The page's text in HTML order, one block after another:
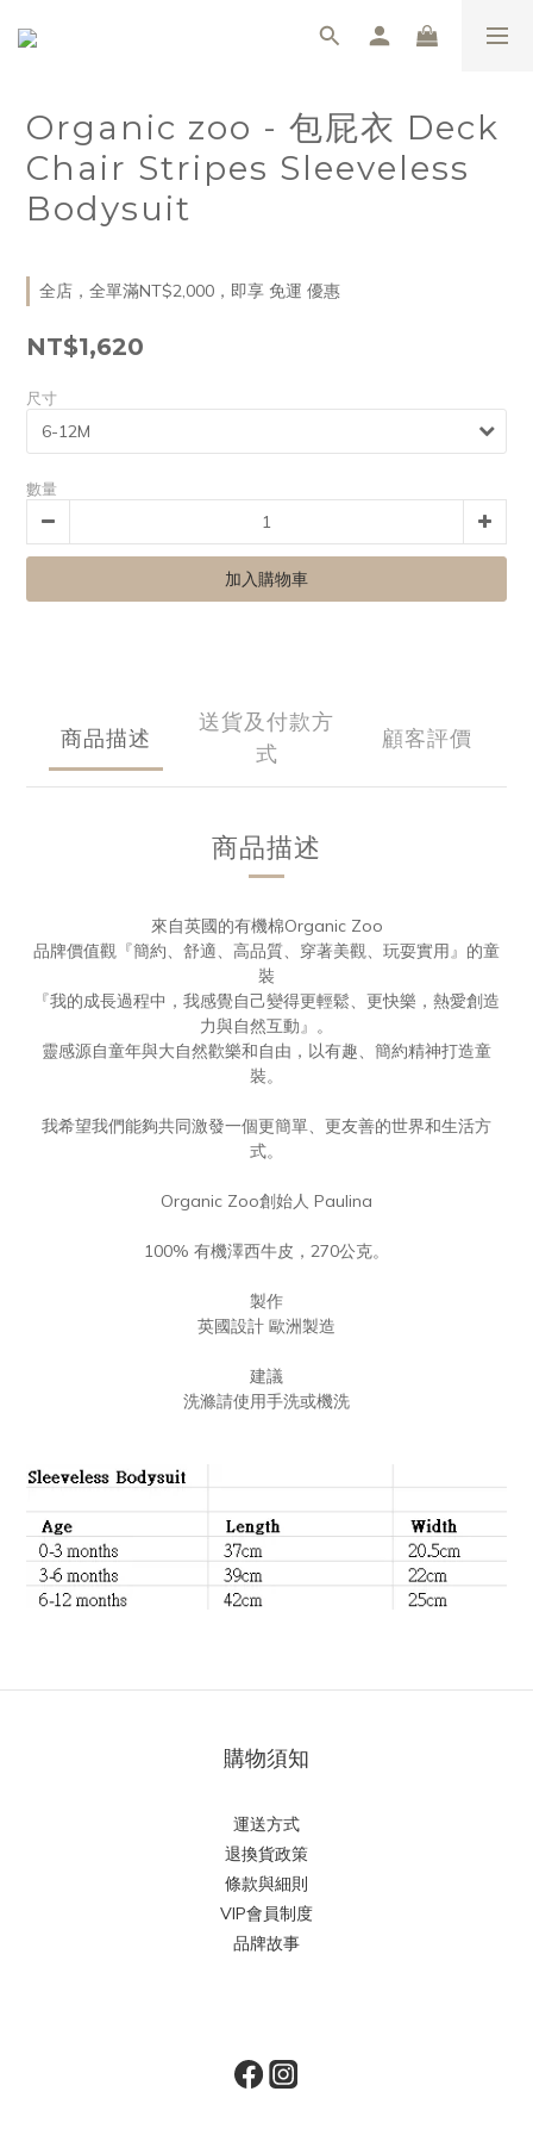
Organic zoo - 包屁衣 Deck
Chair Stripes Sleeveless
Bodysuit
全店，全單滿NT$2,000，即享 免運 優惠
NT$1,620
尺寸
數量
加入購物車
商品描述
送貨及付款方
式
顧客評價
商品描述
來自英國的有機棉Organic Zoo
品牌價值觀『簡約、舒適、高品質、穿著美觀、玩耍實用』的童
裝
『我的成長過程中，我感覺自己變得更輕鬆、更快樂，熱愛創造
力與自然互動』。
靈感源自童年與大自然歡樂和自由，以有趣、簡約精神打造童
裝。
我希望我們能夠共同激發一個更簡單、更友善的世界和生活方
式。
Organic Zoo創始人 Paulina
100% 有機澤西牛皮，270公克。
製作
英國設計 歐洲製造
建議
洗滌請使用手洗或機洗
購物須知
運送方式
退換貨政策
條款與細則
VIP會員制度
品牌故事